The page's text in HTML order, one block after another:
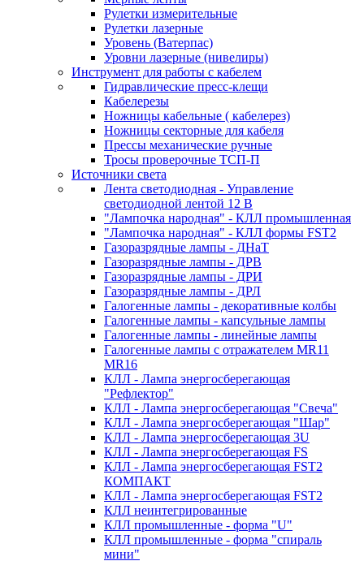
Рулетки измерительные
Рулетки лазерные
Уровень (Ватерпас)
Уровни лазерные (нивелиры)
Инструмент для работы с кабелем
Гидравлические пресс-клещи
Кабелерезы
Ножницы кабельные ( кабелерез)
Ножницы секторные для кабеля
Прессы механические ручные
Тросы проверочные ТСП-П
Источники света
Лента светодиодная - Управление
светодиодной лентой 12 В
"Лампочка народная" - КЛЛ промышленная
"Лампочка народная" - КЛЛ формы FST2
Газоразрядные лампы - ДНаТ
Газоразрядные лампы - ДРВ
Газоразрядные лампы - ДРИ
Газоразрядные лампы - ДРЛ
Галогенные лампы - декоративные колбы
Галогенные лампы - капсульные лампы
Галогенные лампы - линейные лампы
Галогенные лампы с отражателем MR11
MR16
КЛЛ - Лампа энергосберегающая
"Рефлектор"
КЛЛ - Лампа энергосберегающая "Свеча"
КЛЛ - Лампа энергосберегающая "Шар"
КЛЛ - Лампа энергосберегающая 3U
КЛЛ - Лампа энергосберегающая FS
КЛЛ - Лампа энергосберегающая FST2
КОМПАКТ
КЛЛ - Лампа энергосберегающая FSТ2
КЛЛ неинтегрированные
КЛЛ промышленные - форма "U"
КЛЛ промышленные - форма "спираль
мини"